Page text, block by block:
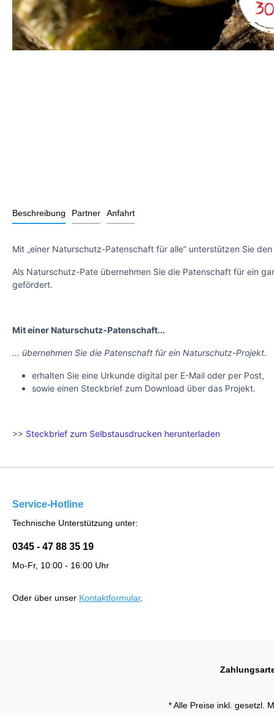
Beschreibung Partner Anfahrt
Mit „einer Naturschutz-Patenschaft für alle“ unterstützen Sie
Als Naturschutz-Pate übernehmen Sie die Patenschaft für ein
gefördert.
Mit einer Naturschutz-Patenschaft...
... übernehmen Sie die Patenschaft für ein Naturschutz-Projekt.
erhalten Sie eine Urkunde digital per E-Mail oder per Post,
sowie einen Steckbrief zum Download über das Projekt.
>> Steckbrief zum Selbstausdrucken herunterladen
Service-Hotline
Technische Unterstützung unter:
0345 - 47 88 35 19
Mo-Fr, 10:00 - 16:00 Uhr
Oder über unser Kontaktformular.
* Alle Preise inkl. gesetzl.